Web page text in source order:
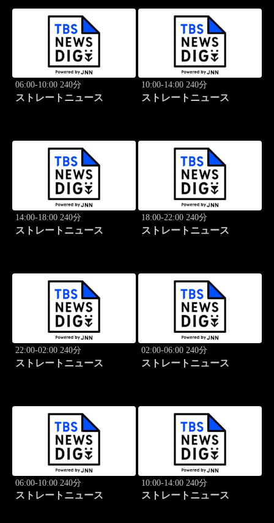
06:00-10:00 240分
ストレートニュース
10:00-14:00 240分
ストレートニュース
14:00-18:00 240分
ストレートニュース
18:00-22:00 240分
ストレートニュース
22:00-02:00 240分
ストレートニュース
02:00-06:00 240分
ストレートニュース
06:00-10:00 240分
ストレートニュース
10:00-14:00 240分
ストレートニュース